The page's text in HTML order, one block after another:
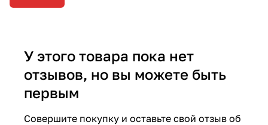
У этого товара пока нет
отзывов, но вы можете быть
первым
Совершите покупку и оставьте свой отзыв об